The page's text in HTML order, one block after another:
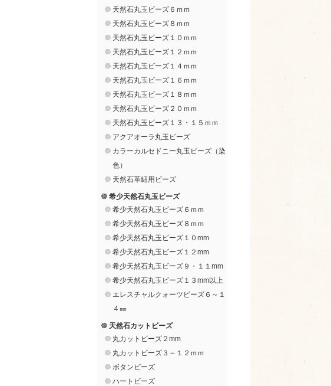
天然石丸玉ビーズ６ｍｍ
天然石丸玉ビーズ８ｍｍ
天然石丸玉ビーズ１０ｍｍ
天然石丸玉ビーズ１２ｍｍ
天然石丸玉ビーズ１４ｍｍ
天然石丸玉ビーズ１６ｍｍ
天然石丸玉ビーズ１８ｍｍ
天然石丸玉ビーズ２０ｍｍ
天然石丸玉ビーズ１３・１５ｍｍ
アクアオーラ丸玉ビーズ
カラーカルセドニー丸玉ビーズ（染
色）
天然石革紐用ビーズ
希少天然石丸玉ビーズ
希少天然石丸玉ビーズ６ｍｍ
希少天然石丸玉ビーズ８ｍｍ
希少天然石丸玉ビーズ１０mm
希少天然石丸玉ビーズ１２mm
希少天然石丸玉ビーズ９・１１mm
希少天然石丸玉ビーズ１３mm以上
エレスチャルクォーツビーズ６～１
４㎜
天然石カットビーズ
丸カットビーズ２mm
丸カットビーズ３～１２ｍｍ
ボタンビーズ
ハートビーズ